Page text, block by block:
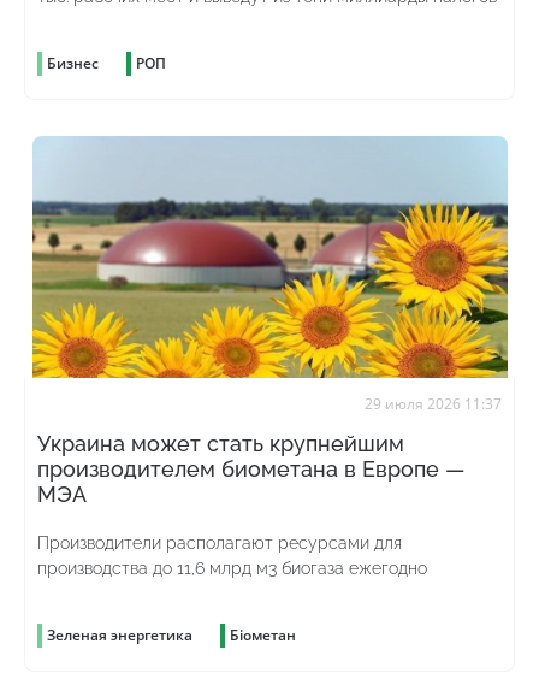
Бизнес РОП
29 июля 2026 11:37
Украина может стать крупнейшим
производителем биометана в Европе —
МЭА
Производители располагают ресурсами для
производства до 11,6 млрд м3 биогаза ежегодно
Зеленая энергетика Біометан